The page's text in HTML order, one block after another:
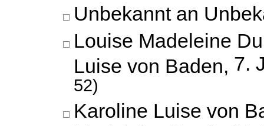
Unbekannt an
Louise Madeleine
Luise von Baden, 7.
52)
Karoline Luise von